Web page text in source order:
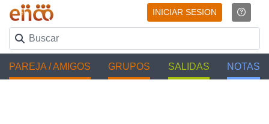
INICIAR SESION
PAREJA / AMIGOS GRUPOS SALIDAS NOTAS